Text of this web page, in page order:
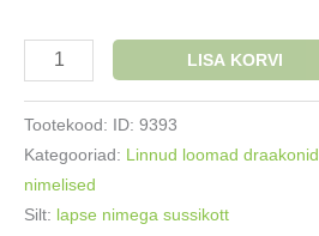
Nimega
sussikott
LISA KORVI
Tootekood: ID: 9393
Kategooriad: Linnud loomad draakonid
nimelised
Silt: lapse nimega sussikott